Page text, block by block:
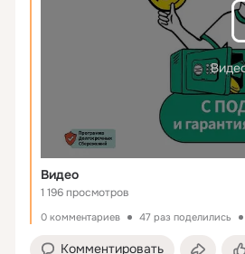
Видео
1 196 просмотров
0 комментариев 47 раз поделились
Комментировать